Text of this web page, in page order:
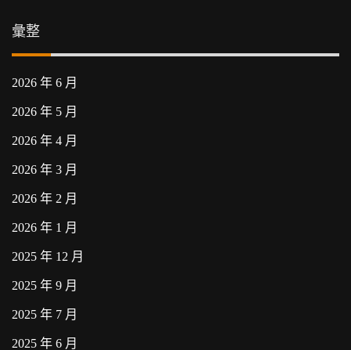
彙整
2026 年 6 月
2026 年 5 月
2026 年 4 月
2026 年 3 月
2026 年 2 月
2026 年 1 月
2025 年 12 月
2025 年 9 月
2025 年 7 月
2025 年 6 月